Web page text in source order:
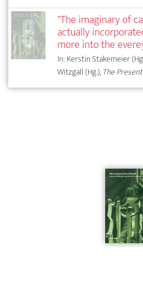
"The imaginary of
actually
more into the
In: Kerstin Stakemeier
Witzgall (Hg.),The